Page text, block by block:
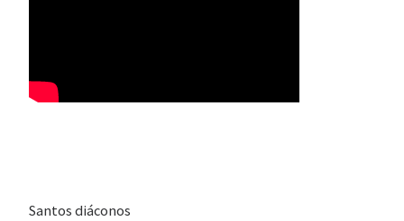
Santos diáconos